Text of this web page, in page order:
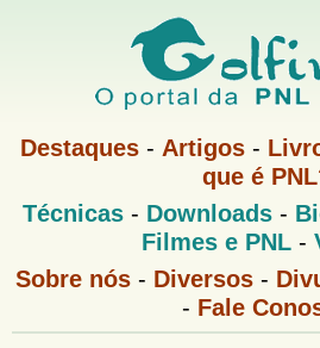
Pular
para
o
principal
G
f
i
M
u
Destaques- Artigos-
que é
M
e
P
Técnicas- Downloads-
Filmes e PNL -
G
Sobre nós - Diversos -
- Fale